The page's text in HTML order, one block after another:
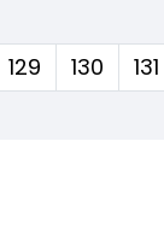
129 130 131